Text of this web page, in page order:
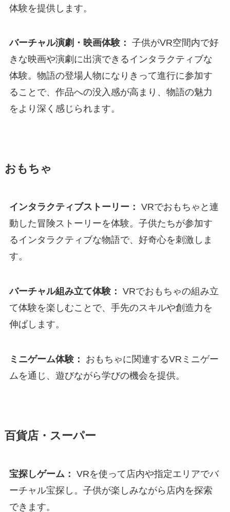
体験を提供します。
バーチャル演劇・映画体験： 子供がVR空間内で好
きな映画や演劇に出演できるインタラクティブな
体験。物語の登場人物になりきって進行に参加す
ることで、作品への没入感が高まり、物語の魅力
をより深く感じられます。
おもちゃ
インタラクティブストーリー： VRでおもちゃと連
動した冒険ストーリーを体験。子供たちが参加す
るインタラクティブな物語で、好奇心を刺激しま
す。
バーチャル組み立て体験： VRでおもちゃの組み立
て体験を楽しむことで、手先のスキルや創造力を
伸ばします。
ミニゲーム体験：
おもちゃに関連するVRミニゲー
ムを通じ、遊びながら学びの機会を提供。
百貨店・スーパー
宝探しゲーム： VRを使って店内や指定エリアでバ
ーチャル宝探し。子供が楽しみながら店内を探索
できます。